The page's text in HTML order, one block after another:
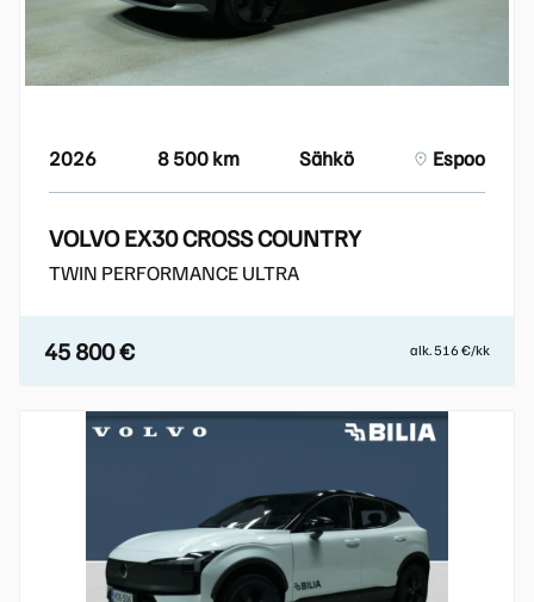
2026 8 500 km Sähkö Espoo
VOLVO EX30 CROSS COUNTRY
TWIN PERFORMANCE ULTRA
45 800 € alk. 516 €/kk